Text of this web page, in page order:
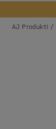
AJ Produkti